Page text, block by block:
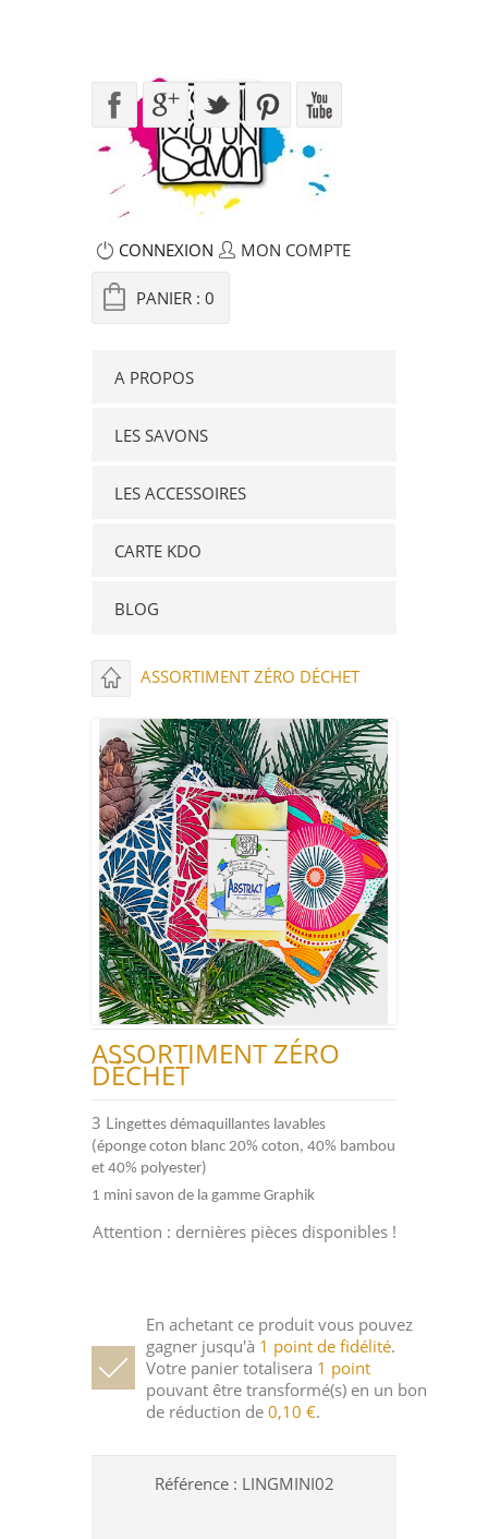
CONNEXION MON COMPTE
PANIER : 0
A PROPOS
LES SAVONS
LES ACCESSOIRES
CARTE KDO
BLOG
ASSORTIMENT ZÉRO DÉCHET
ASSORTIMENT ZÉRO
DÉCHET
3 Lingettes démaquillantes lavables
(éponge coton blanc 20% coton, 40% bambou
et 40% polyester)
1 mini savon de la gamme Graphik
Attention : dernières pièces disponibles !
En achetant ce produit vous pouvez
gagner jusqu'à 1 point de fidélité.
Votre panier totalisera 1 point
pouvant être transformé(s) en un bon
de réduction de 0,10 €.
Référence : LINGMINI02